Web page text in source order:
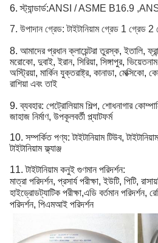
6. স্ট্যান্ডার্ড:ANSI / ASME B16.9
7. উপাদান গ্রেড: টাইটানিয়াম গ্রেড 1 গ্রেড
8. আমাদের প্রধান ক্লায়েন্টরা তুরস্ক, ইতালি,
মরোকো, দুবাই, ইরান, সিরিয়া, সিঙ্গাপুর,
অস্ট্রিয়া, মার্কিন যুক্তরাষ্ট্র, কানাডা, মেক্সিকো,
রাশিয়া এবং তাই
9. ব্যবহার: পেট্রোলিয়াম শিল্প, শোধনাগার
জাহাজ নির্মাণ, উপকূলবর্তী প্ল্যাটফর্ম
10. সম্পর্কিত পণ্য: টাইটানিয়াম টিউব,
টাইটানিয়াম ফ্ল্যাঞ্জ
11. টাইটানিয়াম কনুই গুণমান পরিদর্শন:
মাত্রা পরিদর্শন, প্রসার্য পরীক্ষা, ইউটি, পিটি,
হাইড্রোডট্যাটিক পরীক্ষা,এডি বর্তমান পরিদর্শন,
পরিদর্শন, পিএমআই পরিদর্শন